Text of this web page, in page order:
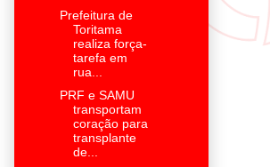
Prefeitura de
Toritama
realiza força-
tarefa em
rua...
PRF e SAMU
transportam
coração para
transplante
de...